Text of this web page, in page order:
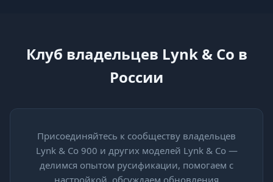
Клуб владельцев Lynk & Co в
России
Присоединяйтесь к сообществу владельцев
Lynk & Co 900 и других моделей Lynk & Co —
делимся опытом русификации, помогаем с